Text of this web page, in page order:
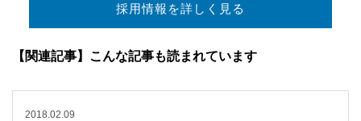
採用情報を詳しく見る
【関連記事】こんな記事も読まれています
2018.02.09